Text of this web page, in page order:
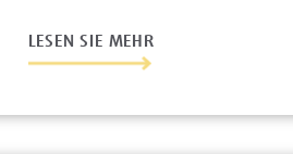
LESEN SIE MEHR